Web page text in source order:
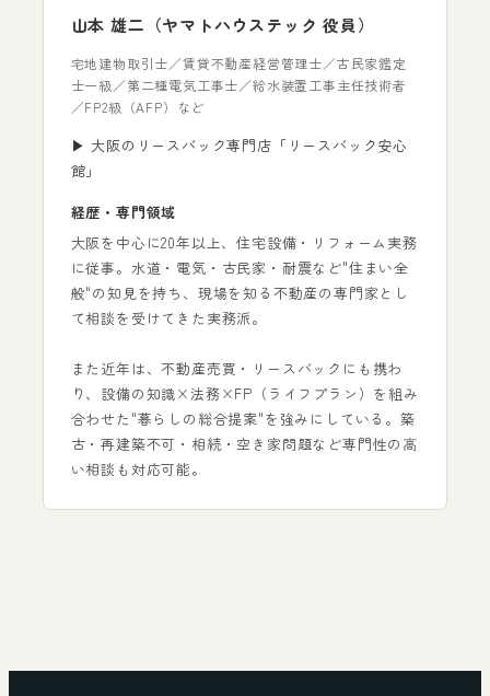
山本 雄二（ヤマトハウステック 役員）
宅地建物取引士／賃貸不動産経営管理士／古民家鑑定
士一級／第二種電気工事士／給水装置工事主任技術者
／FP2級（AFP）など
▶ 大阪のリースバック専門店「リースバック安心
館」
経歴・専門領域
大阪を中心に20年以上、住宅設備・リフォーム実務
に従事。水道・電気・古民家・耐震など"住まい全
般"の知見を持ち、現場を知る不動産の専門家とし
て相談を受けてきた実務派。
また近年は、不動産売買・リースバックにも携わ
り、設備の知識×法務×FP（ライフプラン）を組み
合わせた"暮らしの総合提案"を強みにしている。築
古・再建築不可・相続・空き家問題など専門性の高
い相談も対応可能。